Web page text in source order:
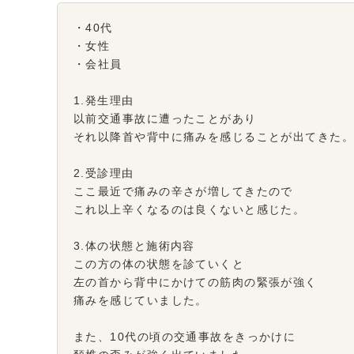
・40代
・女性
・会社員
1.発生理由
以前交通事故に遭ったことがあり
それ以降首や背中に痛みを感じることが出てきた。
2.受診理由
ここ最近で痛みの辛さが増してきたので
これ以上辛くなるのは良くないと感じた。
3.体の状態と施術内容
この方の体の状態を診ていくと
左の首から背中にかけての筋肉の緊張が強く
痛みを感じていました。
また、10代の頃の交通事故をきっかけに